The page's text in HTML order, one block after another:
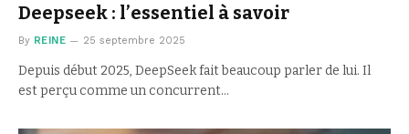
Deepseek : l’essentiel à savoir
By REINE 25 septembre 2025
Depuis début 2025, DeepSeek fait beaucoup parler de lui. Il
est perçu comme un concurrent…